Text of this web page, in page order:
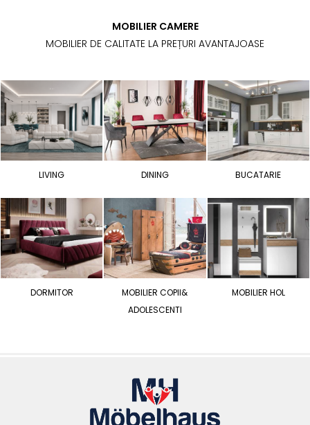
MOBILIER CAMERE
MOBILIER DE CALITATE LA PREȚURI AVANTAJOASE
LIVING DINING BUCATARIE
DORMITOR
MOBILIER COPII&
ADOLESCENTI
MOBILIER HOL